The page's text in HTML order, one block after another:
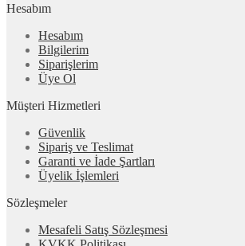
Hesabım
Hesabım
Bilgilerim
Siparişlerim
Üye Ol
Müşteri Hizmetleri
Güvenlik
Sipariş ve Teslimat
Garanti ve İade Şartları
Üyelik İşlemleri
Sözleşmeler
Mesafeli Satış Sözleşmesi